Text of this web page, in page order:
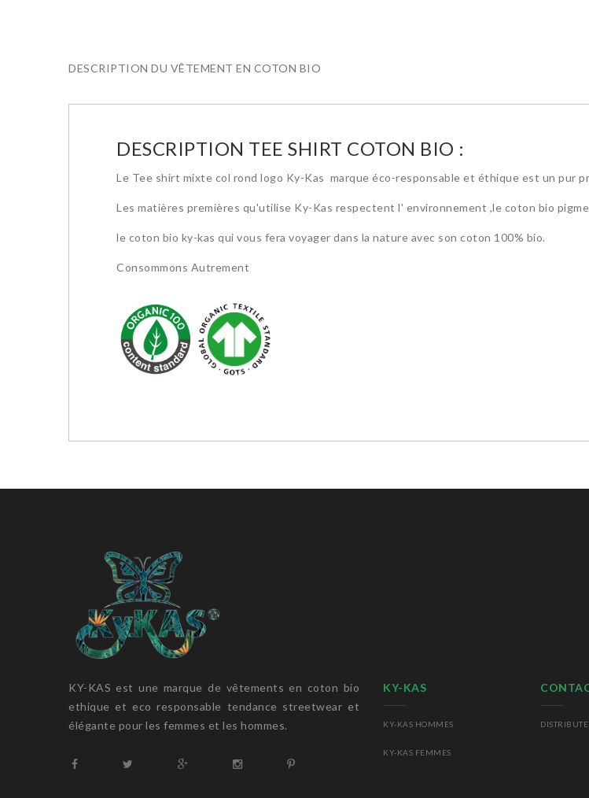
DESCRIPTION DU VÊTEMENT EN COTON BIO
DESCRIPTION TEE SHIRT COTON BIO :
Le Tee shirt mixte col rond logo Ky-Kas marque éco-responsable et éthique est un pur
Les matières premières qu'utilise Ky-Kas respectent l' environnement ,le coton bio
le coton bio ky-kas qui vous fera voyager dans la nature avec son coton 100% bio.
Consommons Autrement
KY-KAS est une marque de vêtements en coton bio
ethique et eco responsable tendance streetwear et
élégante pour les femmes et les hommes.
KY-KAS
KY-KAS HOMMES
KY-KAS FEMMES